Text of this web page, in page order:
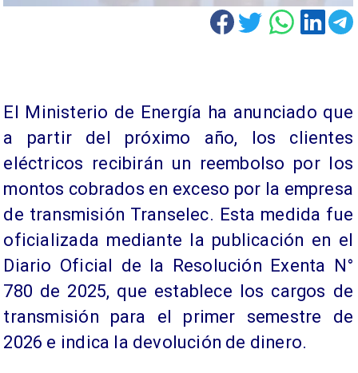
El Ministerio de Energía ha anunciado que
a partir del próximo año, los clientes
eléctricos recibirán un reembolso por los
montos cobrados en exceso por la empresa
de transmisión Transelec. Esta medida fue
oficializada mediante la publicación en el
Diario Oficial de la Resolución Exenta N°
780 de 2025, que establece los cargos de
transmisión para el primer semestre de
2026 e indica la devolución de dinero.